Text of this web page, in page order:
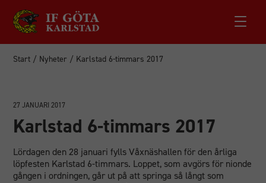
Start / Nyheter / Karlstad 6-timmars 2017
27 JANUARI 2017
Karlstad 6-timmars 2017
Lördagen den 28 januari fylls Våxnäshallen för den årliga
löpfesten Karlstad 6-timmars. Loppet, som avgörs för nionde
gången i ordningen, går ut på att springa så långt som